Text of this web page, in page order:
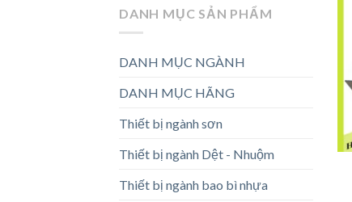
DANH MỤC SẢN PHẨM
DANH MỤC NGÀNH
DANH MỤC HÃNG
Thiết bị ngành sơn
Thiết bị ngành Dệt - Nhuộm
Thiết bị ngành bao bì nhựa